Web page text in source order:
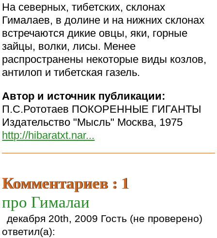
На северных, тибетских, склонах
Гималаев, в долине и на нижних склонах
встречаются дикие овцы, яки, горные
зайцы, волки, лисы. Менее
распространены некоторые виды козлов,
антилоп и тибетская газель.
Автор и источник публикации:
П.С.Рототаев ПОКОРЕННЫЕ ГИГАНТЫ
Издательство "Мысль" Москва, 1975
http://hibaratxt.nar...
Комментариев : 1
про Гималаи
декабря 20th, 2009 Гость (не проверено)
ответил(а):